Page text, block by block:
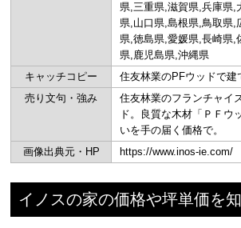
県,三重県,滋賀県,兵庫県,
県,山口県,島根県,鳥取県,
県,徳島県,愛媛県,長崎県,
県,鹿児島県,沖縄県
キャッチコピー
住友林業のPFウッドで建
売り文句・強み
住友林業のフランチャイ
ド。良質な木材「ＰＦウ
いを手の届く価格で。
画像出典元・HP
https://www.inos-ie.com/
イノスの家の価格や坪単価を